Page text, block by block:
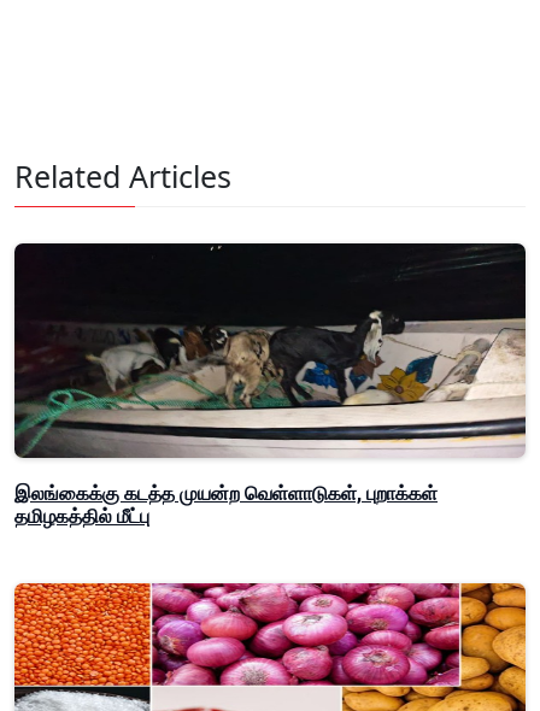
Related Articles
இலங்கைக்கு கடத்த முயன்ற வெள்ளாடுகள், புறாக்கள்
தமிழகத்தில் மீட்பு